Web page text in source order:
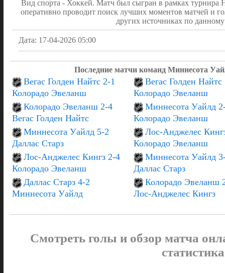
ПЕРВЫЙ ПЕРИОД1:0
Вид спорта - Хоккей. Матч был сыгран в рамках турнира
оперативно проводит поиск лучших моментов матчей и
других источниках по
Дата: 17-04-2026 05:00
Последние матчи команд Миннесота
Вегас Голден Найтс 2-1
Колорадо Эвеланш
Вегас Голден Найтс
Колорадо Эвеланш
Колорадо Эвеланш 2-4
Вегас Голден Найтс
Миннесота Уайлд
Колорадо Эвеланш
Миннесота Уайлд 5-2
Даллас Старз
Лос-Анджелес
Колорадо Эвеланш
Лос-Анджелес Кингз 2-4
Колорадо Эвеланш
Миннесота Уайлд
Даллас Старз
Даллас Старз 4-2
Миннесота Уайлд
Колорадо Эвеланш
Лос-Анджелес Кингз
Смотреть голы и обзор матча
статистика